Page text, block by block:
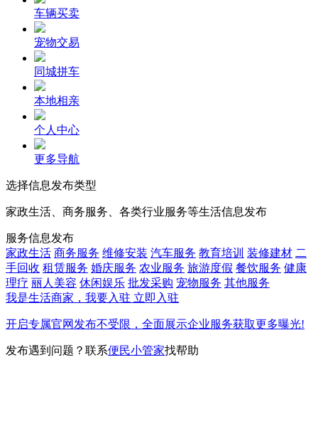
车辆买卖
宠物交易
同城拼车
本地相亲
个人中心
更多导航
选择信息发布类型
家政生活、商务服务、各类行业服务等生活信息发布
服务信息发布
家政生活 商务服务 维修安装 汽车服务 教育培训 装修建材 二
手回收 租赁服务 婚庆服务 农业服务 旅游度假 餐饮服务 健康
理疗 丽人美容 休闲娱乐 批发采购 宠物服务 其他服务
我是生活商家，我要入驻 立即入驻
开启专属官网发布不受限，全面展示企业服务获取更多曝光!
发布遇到问题？联系便民小管家找帮助